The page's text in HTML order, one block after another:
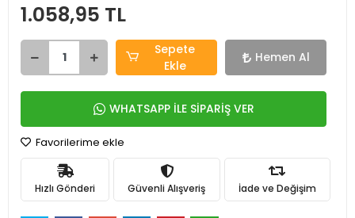
1.058,95 TL
Sepete
Ekle
Hemen Al
WHATSAPP İLE SİPARİŞ VER
Favorilerime ekle
Hızlı Gönderi Güvenli Alışveriş İade ve Değişim